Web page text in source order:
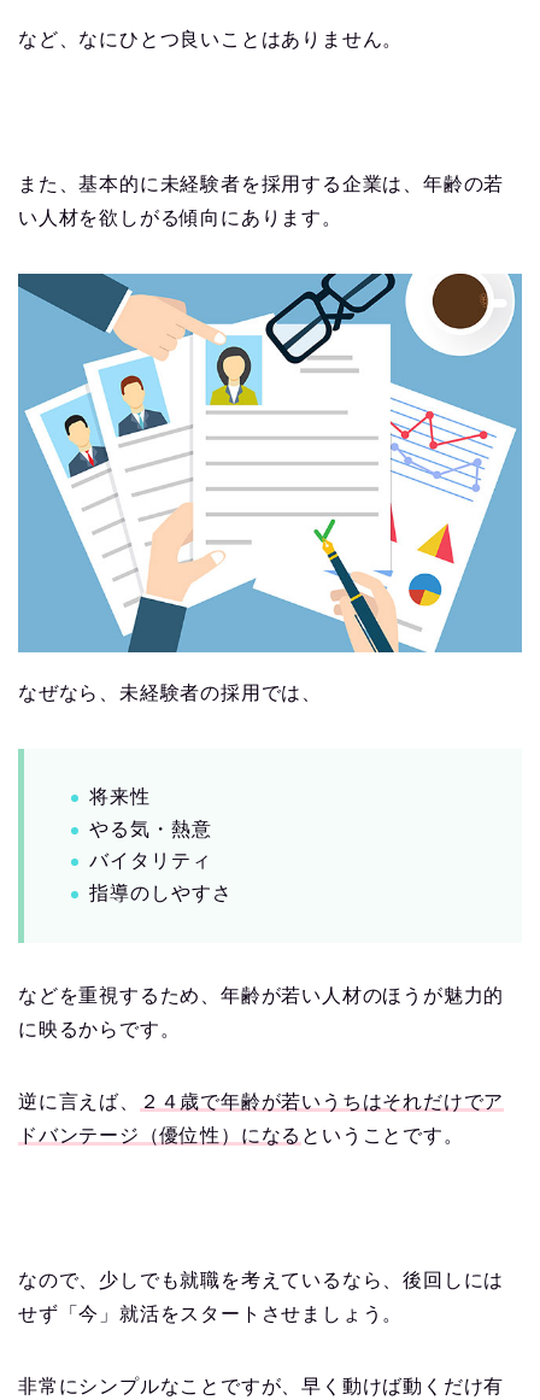
など、なにひとつ良いことはありません。
また、基本的に未経験者を採用する企業は、年齢の若
い人材を欲しがる傾向にあります。
なぜなら、未経験者の採用では、
将来性
やる気・熱意
バイタリティ
指導のしやすさ
などを重視するため、年齢が若い人材のほうが魅力的
に映るからです。
逆に言えば、
２４歳で年齢が若いうちはそれだけでア
ドバンテージ（優位性）になる ということです。
なので、少しでも就職を考えているなら、後回しには
せず「今」就活をスタートさせましょう。
非常にシンプルなことですが、早く動けば動くだけ有